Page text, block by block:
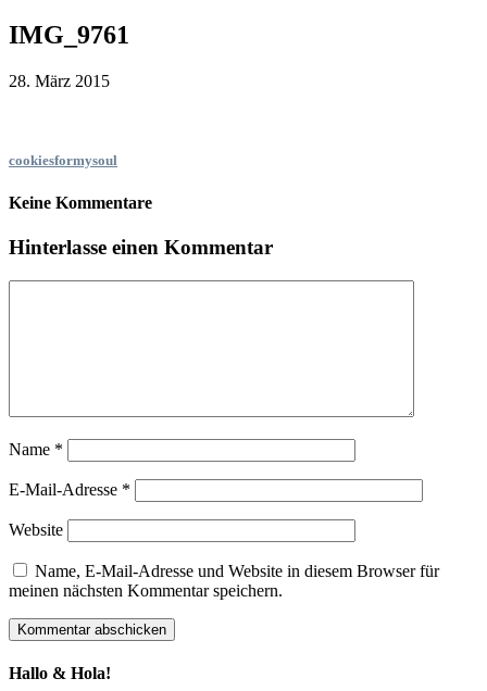
IMG_9761
28. März 2015
cookiesformysoul
Keine Kommentare
Hinterlasse einen Kommentar
Name *
E-Mail-Adresse *
Website
Name, E-Mail-Adresse und Website in diesem Browser für
meinen nächsten Kommentar speichern.
Hallo & Hola!